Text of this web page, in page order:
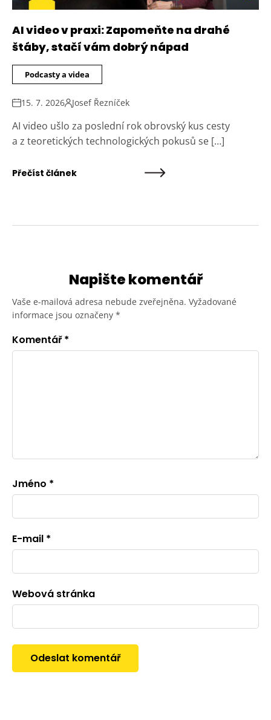
AI video v praxi: Zapomeňte na drahé
štáby, stačí vám dobrý nápad
Podcasty a videa
15. 7. 2026 Josef Řezníček
AI video ušlo za poslední rok obrovský kus cesty
a z teoretických technologických pokusů se […]
Přečíst článek
Napište komentář
Vaše e-mailová adresa nebude zveřejněna. Vyžadované
informace jsou označeny *
Komentář*
Jméno *
E-mail *
Webová stránka